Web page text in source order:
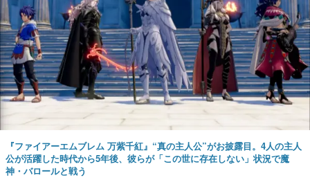
『ファイアーエムブレム 万紫千紅』“真の主人公”がお披露目。4人の主人
公が活躍した時代から5年後、彼らが「この世に存在しない」状況で魔
神・バロールと戦う